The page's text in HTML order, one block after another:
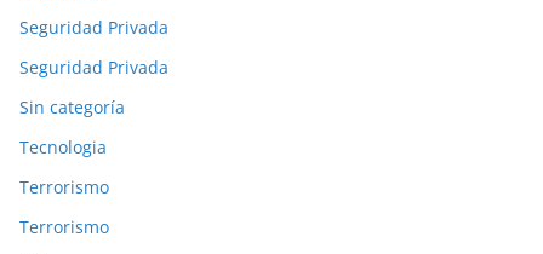
Seguridad Privada
Seguridad Privada
Sin categoría
Tecnologia
Terrorismo
Terrorismo